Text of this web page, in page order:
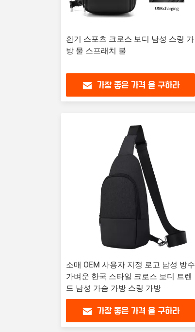
환기 스포츠 크로스 보디 남성 스링 가
방 물 스프래치 불
가장 좋은 가격 을 구하라
소매 OEM 사용자 지정 로고 남성 방수
가벼운 한국 스타일 크로스 보디 트렌
드 남성 가슴 가방 스링 가방
가장 좋은 가격 을 구하라